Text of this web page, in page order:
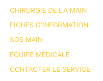
CHIRURGIE DE LA MAIN
FICHES D’INFORMATION
SOS MAIN
ÉQUIPE MÉDICALE
CONTACTER LE SERVICE